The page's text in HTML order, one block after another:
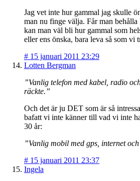
Jag vet inte hur gammal jag skulle
man nu finge välja. Får man
kan man väl bli hur gammal som
eller ens önska, bara leva så som vi
# 15 januari 2011 23:29
Lotten Bergman
”Vanlig telefon med kabel, radio
räckte.”
Och det är ju DET som är så
bafatt vi inte känner till vad vi inte
30 år:
”Vanlig mobil med gps, internet
# 15 januari 2011 23:37
Ingela